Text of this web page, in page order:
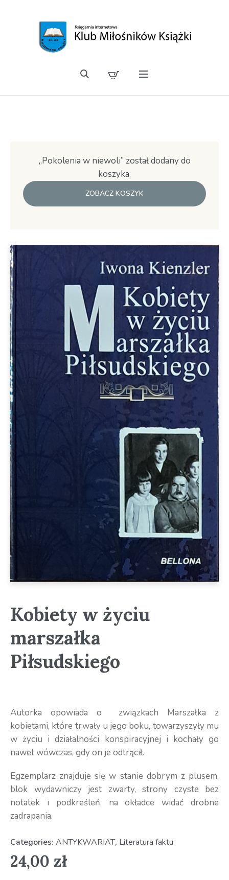
„Pokolenia w niewoli” został dodany do
koszyka.
ZOBACZ KOSZYK
Kobiety w życiu
marszałka
Piłsudskiego
Autorka opowiada o związkach Marszałka z
kobietami, które trwały u jego boku, towarzyszyły mu
w życiu i działalności konspiracyjnej i kochały go
nawet wówczas, gdy on je odtrącił.
Egzemplarz znajduje się w stanie dobrym z plusem,
blok wydawniczy jest zwarty, strony czyste bez
notatek i podkreśleń, na okładce widać drobne
zadrapania.
Categories: ANTYKWARIAT, Literatura faktu
24,00 zł